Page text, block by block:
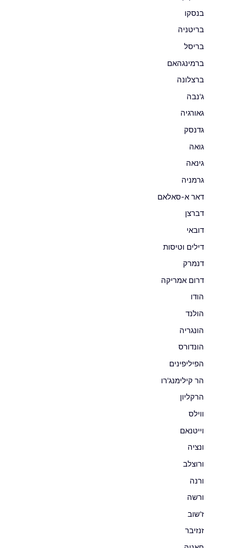
בנסקו
בריטניה
בריסל
ברמינגהאם
ברצלונה
ג'נבה
גאורגיה
גדנסק
גואה
גינאה
גרמניה
דאר א-סאלאם
דברצן
דובאי
דילים וטיסות
דנמרק
דרום אמריקה
הודו
הולנד
הונגריה
הונדורס
הפיליפינים
הר קילימנג'רו
הרקליון
ווילס
וייטנאם
ונציה
ורוצלב
ורנה
ורשה
ז'שוב
זנזיבר